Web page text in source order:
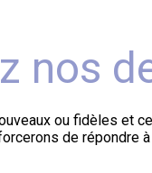
nos
ou fidèles et
de répondre